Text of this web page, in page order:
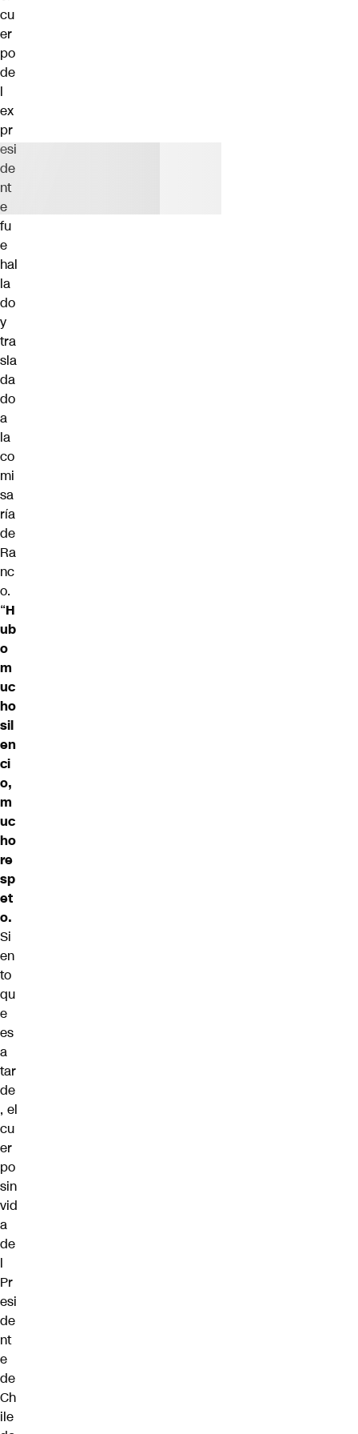
cu
er
po
de
l
ex
pr
esi
de
nt
e
fu
e
hal
la
do
y
tra
sla
da
do
a
la
co
mi
sa
ría
de
Ra
nc
o.
“H
ub
o
m
uc
ho
sil
en
ci
o,
m
uc
ho
re
sp
et
o.
Si
en
to
qu
e
es
a
tar
de
, el
cu
er
po
sin
vid
a
de
l
Pr
esi
de
nt
e
de
Ch
ile